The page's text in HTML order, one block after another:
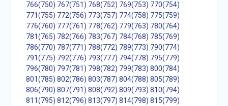
766(750) 767(751) 768(752) 769(753) 770(754)
771(755) 772(756) 773(757) 774(758) 775(759)
776(760) 777(761) 778(762) 779(763) 780(764)
781(765) 782(766) 783(767) 784(768) 785(769)
786(770) 787(771) 788(772) 789(773) 790(774)
791(775) 792(776) 793(777) 794(778) 795(779)
796(780) 797(781) 798(782) 799(783) 800(784)
801(785) 802(786) 803(787) 804(788) 805(789)
806(790) 807(791) 808(792) 809(793) 810(794)
811(795) 812(796) 813(797) 814(798) 815(799)